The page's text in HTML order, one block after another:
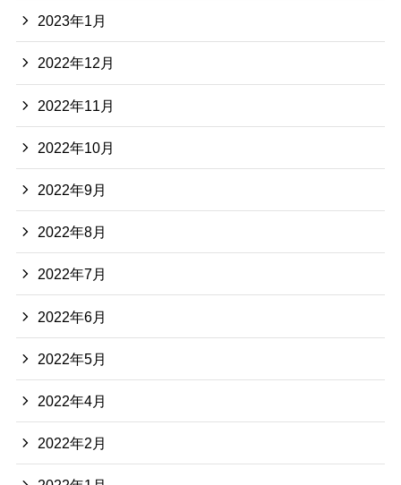
2023年1月
2022年12月
2022年11月
2022年10月
2022年9月
2022年8月
2022年7月
2022年6月
2022年5月
2022年4月
2022年2月